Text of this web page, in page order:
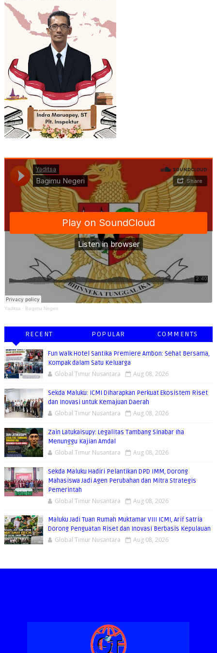
Yaditsa · Bagimu Negeri
RECENT POPULAR COMMENTS
Fun Walk Hotel Santika Premiere Ambon: Sehat Bersama,
Kompak dalam Satu Keluarga
Global Timur Nusantara Aug 08, 2026
Sekda Maluku: ICMI Diharapkan Perkuat Ekosistem Riset
dan Inovasi untuk Kemajuan Daerah
Global Timur Nusantara Aug 08, 2026
Zain Latukaisupy: Legalitas Tambang Sinabar Iha
Menunggu Kajian Amdal
Global Timur Nusantara Aug 08, 2026
Sekda Maluku Hadiri Pelantikan DPD IMM, Dorong
Mahasiswa Jadi Agen Perubahan dan Mitra Strategis
Pemerintah
Global Timur Nusantara Aug 08, 2026
Maluku Jadi Tuan Rumah Muktamar VIII ICMI, Arif Satria
Dorong Penguatan Riset dan Inovasi Berbasis Kepulauan
Global Timur Nusantara Aug 08, 2026